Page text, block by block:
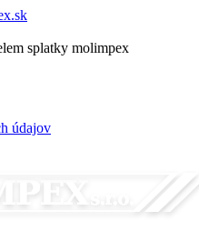
údajov